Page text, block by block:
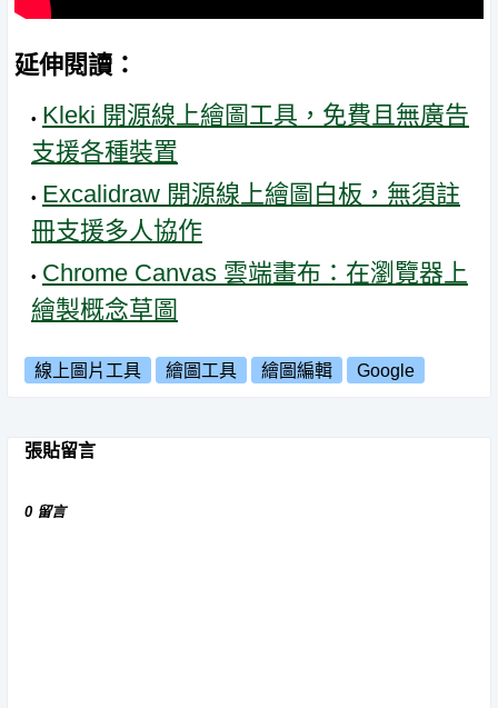
延伸閱讀：
Kleki 開源線上繪圖工具，免費且無廣告
支援各種裝置
Excalidraw 開源線上繪圖白板，無須註
冊支援多人協作
Chrome Canvas 雲端畫布：在瀏覽器上
繪製概念草圖
線上圖片工具 繪圖工具 繪圖編輯 Google
張貼留言
0 留言